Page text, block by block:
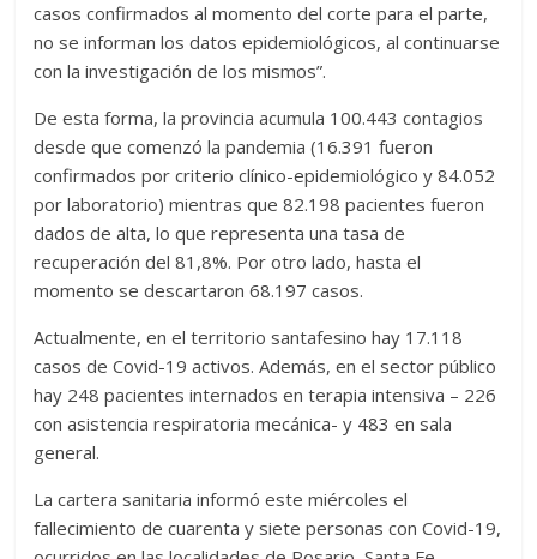
casos confirmados al momento del corte para el parte,
no se informan los datos epidemiológicos, al continuarse
con la investigación de los mismos”.
De esta forma, la provincia acumula 100.443 contagios
desde que comenzó la pandemia (16.391 fueron
confirmados por criterio clínico-epidemiológico y 84.052
por laboratorio) mientras que 82.198 pacientes fueron
dados de alta, lo que representa una tasa de
recuperación del 81,8%. Por otro lado, hasta el
momento se descartaron 68.197 casos.
Actualmente, en el territorio santafesino hay 17.118
casos de Covid-19 activos. Además, en el sector público
hay 248 pacientes internados en terapia intensiva – 226
con asistencia respiratoria mecánica- y 483 en sala
general.
La cartera sanitaria informó este miércoles el
fallecimiento de cuarenta y siete personas con Covid-19,